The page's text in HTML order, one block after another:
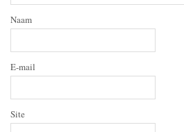
Naam
E-mail
Site